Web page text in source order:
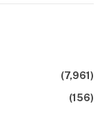
(7,961)
(156)